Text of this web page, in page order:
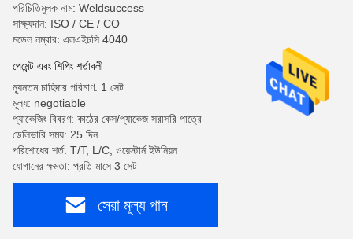
পরিচিতিমুলক নাম: Weldsuccess
সাক্ষ্যদান: ISO / CE / CO
মডেল নম্বার: এলএইচসি 4040
পেমেন্ট এবং শিপিং শর্তাবলী
ন্যূনতম চাহিদার পরিমাণ: 1 সেট
মূল্য: negotiable
প্যাকেজিং বিবরণ: কাঠের কেস/প্যাকেজ সরাসরি পাত্রে
ডেলিভারি সময়: 25 দিন
পরিশোধের শর্ত: T/T, L/C, ওয়েস্টার্ন ইউনিয়ন
যোগানের ক্ষমতা: প্রতি মাসে 3 সেট
সেরা মূল্য পান